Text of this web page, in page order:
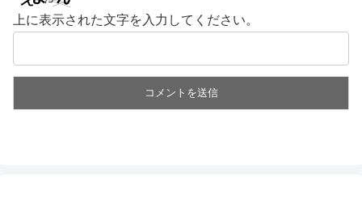
上に表示された文字を入力してください。